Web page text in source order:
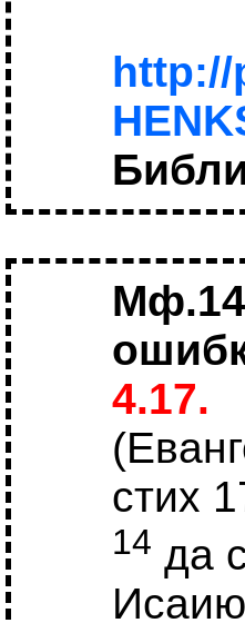
http://
4.17.
стих
14 да